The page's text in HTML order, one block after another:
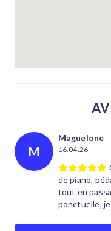
M
Maguelone
16.04.26
de piano,
tout en
ponctuelle,